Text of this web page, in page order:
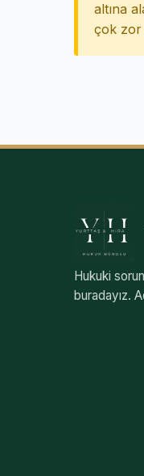
altına
çok zor
Hukuki
buradayız.